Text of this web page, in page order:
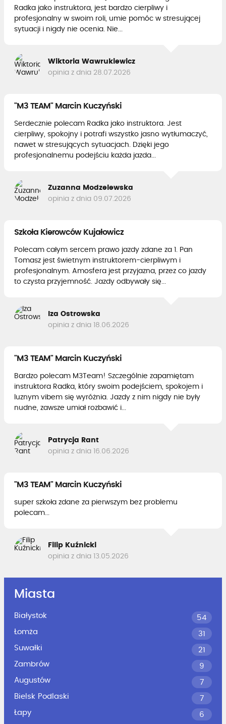
Radka jako instruktora, jest bardzo cierpliwy i
profesjonalny w swoim roli, umie pomóc w stresującej
sytuacji i nigdy nie ocenia. Nie...
Wiktoria Wawrukiewicz
opinia z dnia 28.07.2026
"M3 TEAM" Marcin Kuczyński
Serdecznie polecam Radka jako instruktora. Jest
cierpliwy, spokojny i potrafi wszystko jasno wytłumaczyć,
nawet w stresujących sytuacjach. Dzięki jego
profesjonalnemu podejściu każda jazda...
Zuzanna Modzelewska
opinia z dnia 09.07.2026
Szkoła Kierowców Kujałowicz
Polecam całym sercem prawo jazdy zdane za 1. Pan
Tomasz jest świetnym instruktorem-cierpliwym i
profesjonalnym. Amosfera jest przyjazna, przez co jazdy
to czysta przyjemność. Jazdy odbywały się...
Iza Ostrowska
opinia z dnia 18.06.2026
"M3 TEAM" Marcin Kuczyński
Bardzo polecam M3Team! Szczególnie zapamiętam
instruktora Radka, który swoim podejściem, spokojem i
luznym vibem się wyróżnia. Jazdy z nim nigdy nie były
nudne, zawsze umiał rozbawić i...
Patrycja Rant
opinia z dnia 16.06.2026
"M3 TEAM" Marcin Kuczyński
super szkoła zdane za pierwszym bez problemu
polecam...
Filip Kuźnicki
opinia z dnia 13.05.2026
Miasta
Białystok
54
Łomża
31
Suwałki
21
Zambrów
9
Augustów
7
Bielsk Podlaski
7
Łapy
6